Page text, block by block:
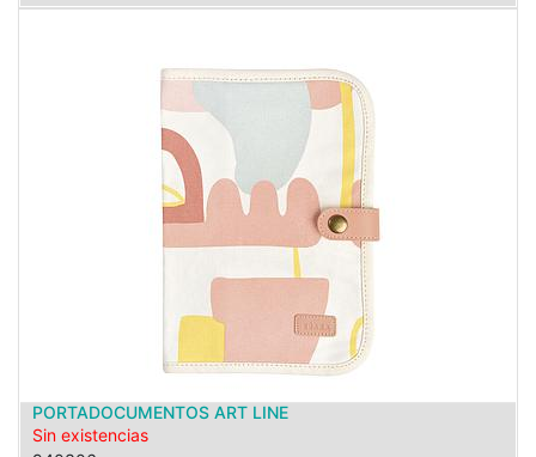
PORTADOCUMENTOS ART LINE
Sin existencias